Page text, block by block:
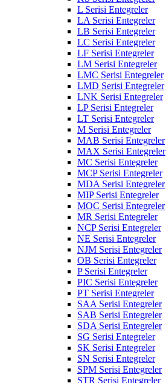
L Serisi Entegreler
LA Serisi Entegreler
LB Serisi Entegreler
LC Serisi Entegreler
LF Serisi Entegreler
LM Serisi Entegreler
LMC Serisi Entegreler
LMD Serisi Entegreler
LNK Serisi Entegreler
LP Serisi Entegreler
LT Serisi Entegreler
M Serisi Entegreler
MAB Serisi Entegreler
MAX Serisi Entegreler
MC Serisi Entegreler
MCP Serisi Entegreler
MDA Serisi Entegreler
MIP Serisi Entegreler
MOC Serisi Entegreler
MR Serisi Entegreler
NCP Serisi Entegreler
NE Serisi Entegreler
NJM Serisi Entegreler
OB Serisi Entegreler
P Serisi Entegreler
PIC Serisi Entegreler
PT Serisi Entegreler
SAA Serisi Entegreler
SAB Serisi Entegreler
SDA Serisi Entegreler
SG Serisi Entegreler
SK Serisi Entegreler
SN Serisi Entegreler
SPM Serisi Entegreler
STR Serisi Entegreler